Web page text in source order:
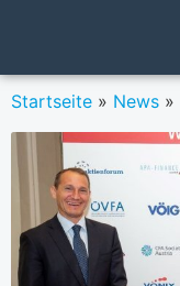
Startseite » News »